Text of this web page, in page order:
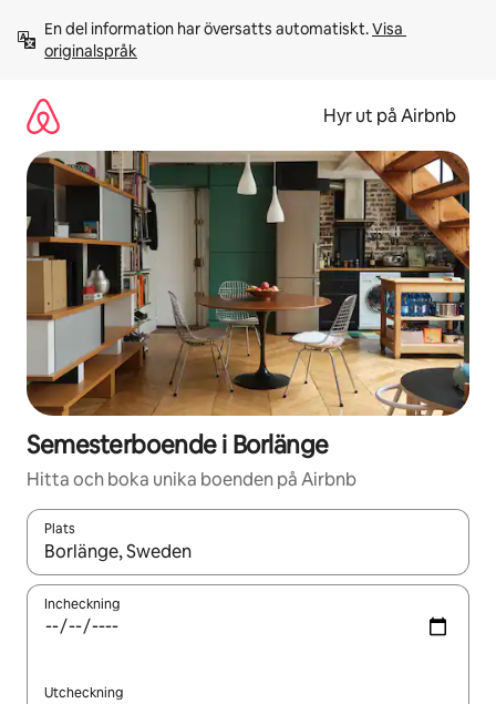
innehåll
En del information har översatts automatiskt. Visa
originalspråk
Hyr ut på Airbnb
Semesterboende i Borlänge
Hitta och boka unika boenden på Airbnb
Plats
När resultaten är tillgängliga kan du navigera med upp- och
Incheckning
Utcheckning